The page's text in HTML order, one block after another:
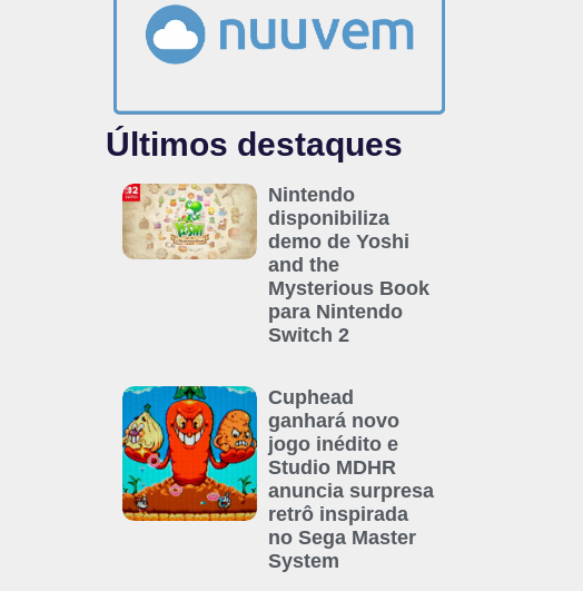
Últimos destaques
Nintendo
disponibiliza
demo de Yoshi
and the
Mysterious Book
para Nintendo
Switch 2
Cuphead
ganhará novo
jogo inédito e
Studio MDHR
anuncia surpresa
retrô inspirada
no Sega Master
System